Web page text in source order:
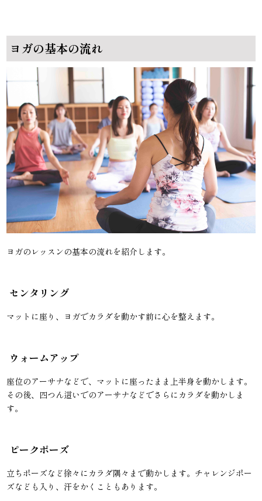
ヨガの基本の流れ
ヨガのレッスンの基本の流れを紹介します。
センタリング
マットに座り、ヨガでカラダを動かす前に心を整えます。
ウォームアップ
座位のアーサナなどで、マットに座ったまま上半身を動かします。
その後、四つん這いでのアーサナなどでさらにカラダを動かしま
す。
ピークポーズ
立ちポーズなど徐々にカラダ隅々まで動かします。チャレンジポー
ズなども入り、汗をかくこともあります。